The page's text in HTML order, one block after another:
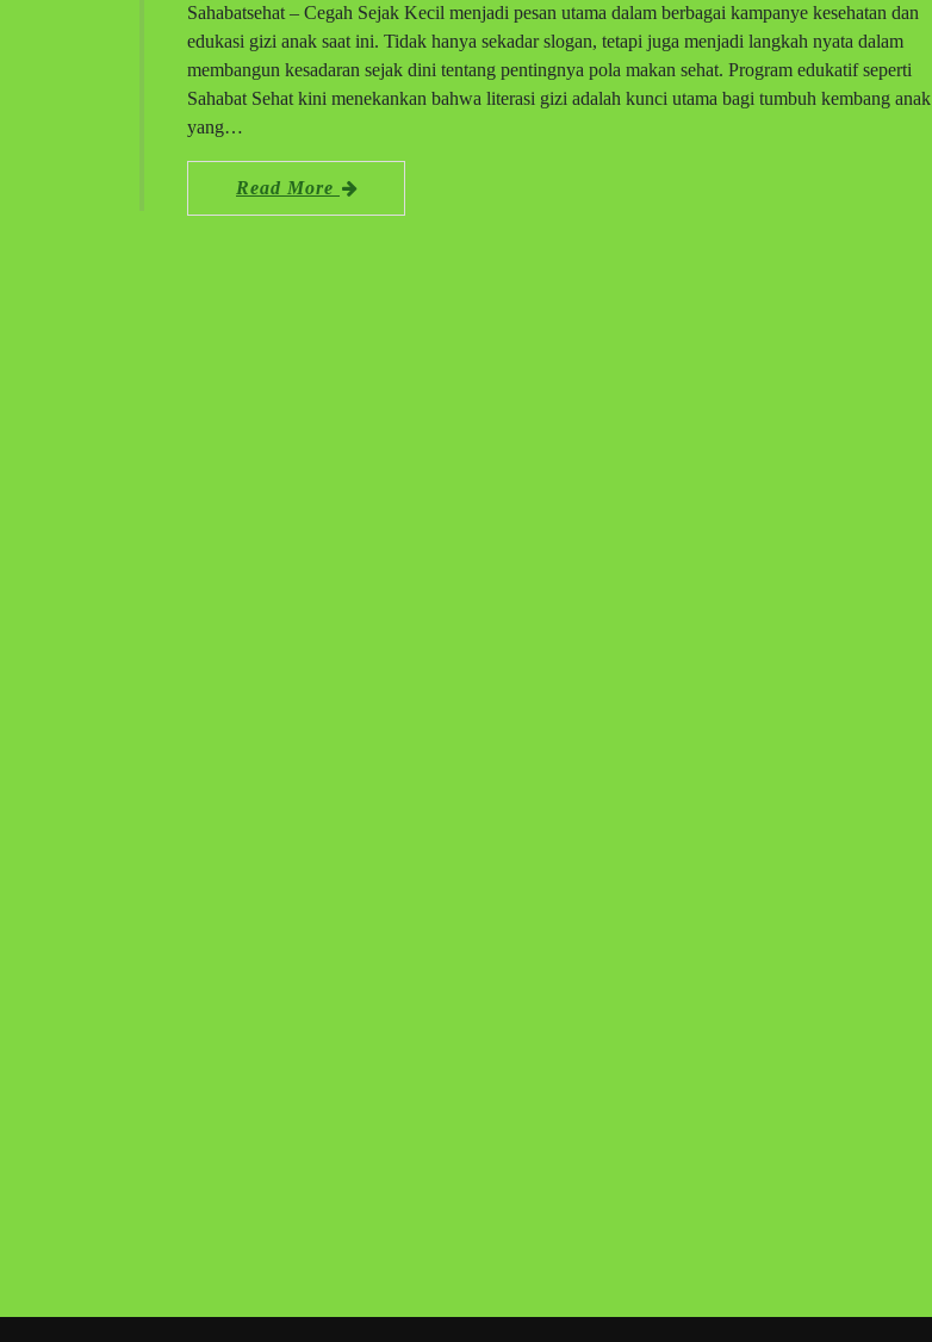
Sahabatsehat – Cegah Sejak Kecil menjadi pesan utama dalam berbagai kampanye kesehatan dan
edukasi gizi anak saat ini. Tidak hanya sekadar slogan, tetapi juga menjadi langkah nyata dalam
membangun kesadaran sejak dini tentang pentingnya pola makan sehat. Program edukatif seperti
Sahabat Sehat kini menekankan bahwa literasi gizi adalah kunci utama bagi tumbuh kembang anak
yang…
Read More